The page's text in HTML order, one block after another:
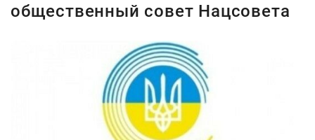
общественный совет Нацсовета